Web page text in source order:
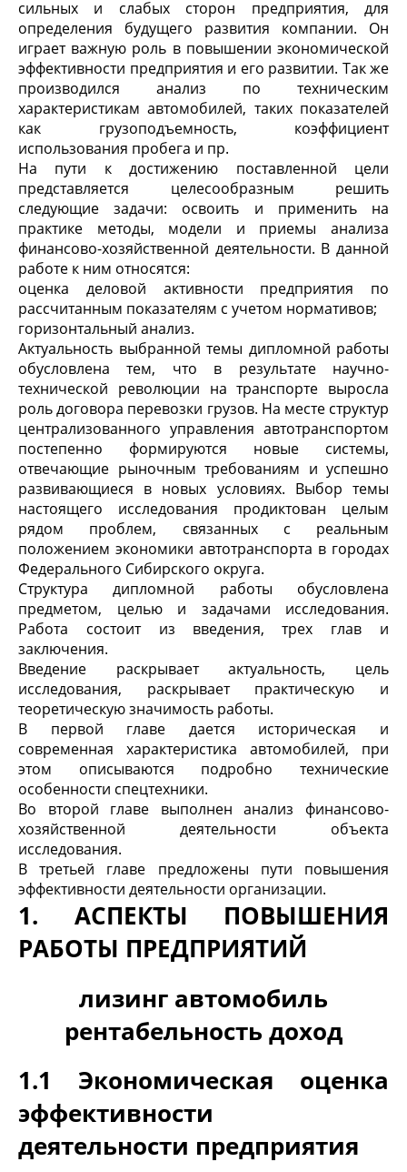
сильных и слабых сторон предприятия, для
определения будущего развития компании. Он
играет важную роль в повышении экономической
эффективности предприятия и его развитии. Так же
производился анализ по техническим
характеристикам автомобилей, таких показателей
как грузоподъемность, коэффициент
использования пробега и пр.
На пути к достижению поставленной цели
представляется целесообразным решить
следующие задачи: освоить и применить на
практике методы, модели и приемы анализа
финансово-хозяйственной деятельности. В данной
работе к ним относятся:
оценка деловой активности предприятия по
рассчитанным показателям с учетом нормативов;
горизонтальный анализ.
Актуальность выбранной темы дипломной работы
обусловлена тем, что в результате научно-
технической революции на транспорте выросла
роль договора перевозки грузов. На месте структур
централизованного управления автотранспортом
постепенно формируются новые системы,
отвечающие рыночным требованиям и успешно
развивающиеся в новых условиях. Выбор темы
настоящего исследования продиктован целым
рядом проблем, связанных с реальным
положением экономики автотранспорта в городах
Федерального Сибирского округа.
Структура дипломной работы обусловлена
предметом, целью и задачами исследования.
Работа состоит из введения, трех глав и
заключения.
Введение раскрывает актуальность, цель
исследования, раскрывает практическую и
теоретическую значимость работы.
В первой главе дается историческая и
современная характеристика автомобилей, при
этом описываются подробно технические
особенности спецтехники.
Во второй главе выполнен анализ финансово-
хозяйственной деятельности объекта
исследования.
В третьей главе предложены пути повышения
эффективности деятельности организации.
1. АСПЕКТЫ ПОВЫШЕНИЯ
РАБОТЫ ПРЕДПРИЯТИЙ
лизинг автомобиль
рентабельность доход
1.1 Экономическая оценка
эффективности
деятельности предприятия